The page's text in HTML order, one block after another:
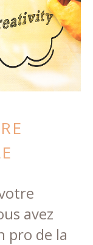
avez
pro de la